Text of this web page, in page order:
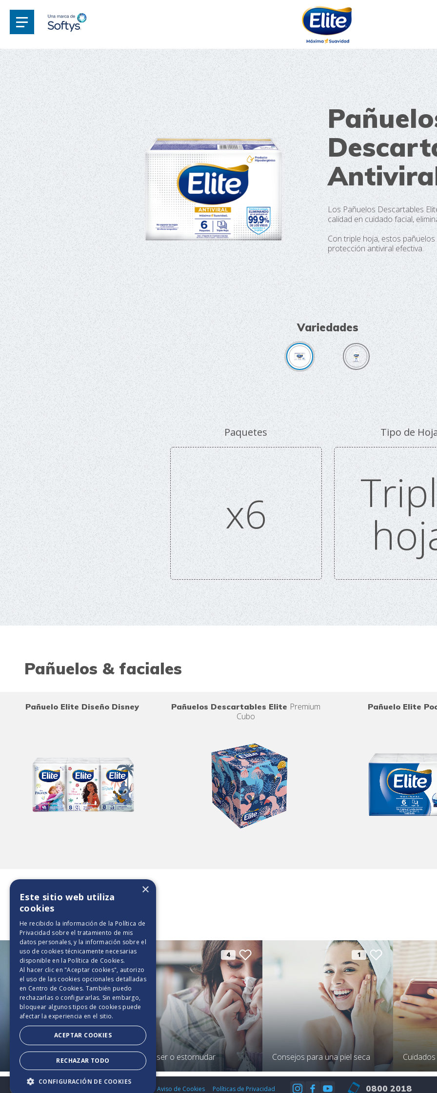
Los Pañuelos Descartables
calidad en cuidado facial,
Con triple hoja, estos
protección antiviral efectiva.
Variedades
Paquetes
x6
Tipo de
Pañuelos & faciales
Pañuelo Elite Diseño Disney Pañuelos Descartables Elite Premium
Cubo
Pañuelo Elite
Tips de Cuidado
-1
7 consejos de belleza para la
mujer de hoy
4
Al toser o estornudar
1
Consejos para una piel seca
2025. TODOS LOS
Aviso de Cookies Políticas de Privacidad 0800 2018
×
Este sitio web utiliza
cookies
He recibido la información de la Política de
Privacidad sobre el tratamiento de mis
datos personales, y la información sobre el
uso de cookies técnicamente necesarias
disponible en la Política de Cookies.
Al hacer clic en "Aceptar cookies", autorizo
el uso de las cookies opcionales detalladas
en Centro de Cookies. También puedo
rechazarlas o configurarlas. Sin embargo,
bloquear algunos tipos de cookies puede
afectar la experiencia en el sitio.
ACEPTAR COOKIES
RECHAZAR TODO
CONFIGURACIÓN DE COOKIES